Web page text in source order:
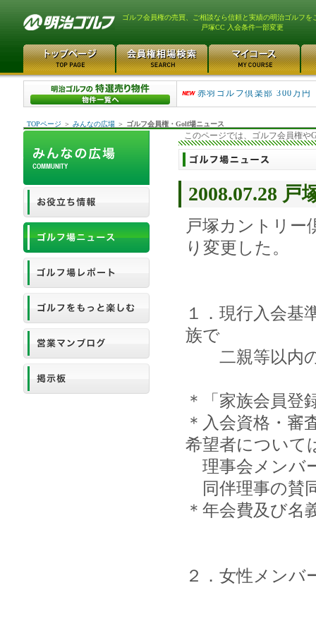
ゴルフ会員権の売買、ご相談なら信頼と実績の明治ゴルフを
戸塚CC 入会条件一部変更
スカイウェイカントリー
赤羽ゴルフ倶楽部 300万円
TOPページ ＞ みんなの広場 ＞ ゴルフ会員権・Golf場ニュース
このページでは、ゴルフ会員権や
2008.07.28 戸
戸塚カントリー
り変更した。
１．現行入会基
族で
二親等以内の
＊「家族会員登
＊入会資格・審
希望者について
理事会メンバ
同伴理事の賛
＊年会費及び名
２．女性メン